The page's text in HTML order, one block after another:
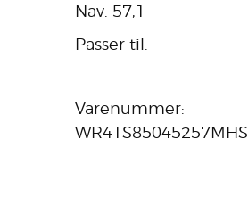
Nav: 57,1
Passer til:
Varenummer:
WR41S85045257MHS